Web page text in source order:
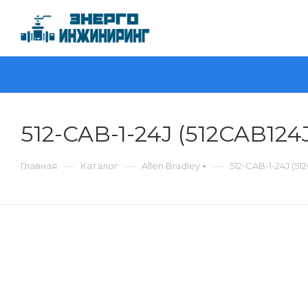
512-CAB-1-24J
Главная — Каталог — Allen Bradley — 512-CAB-1-24J